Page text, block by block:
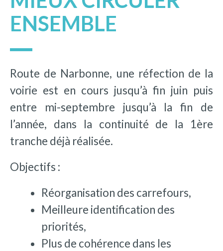
ENSEMBLE
Route de Narbonne, une réfection de la
voirie est en cours jusqu’à fin juin puis
entre mi-septembre jusqu’à la fin de
l’année, dans la continuité de la 1ère
tranche déjà réalisée.
Objectifs :
Réorganisation des carrefours,
Meilleure identification des
priorités,
Plus de cohérence dans les